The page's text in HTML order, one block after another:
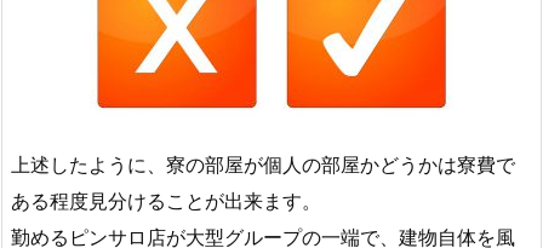
上述したように、寮の部屋が個人の部屋かどうかは寮費で
ある程度見分けることが出来ます。
勤めるピンサロ店が大型グループの一端で、建物自体を風